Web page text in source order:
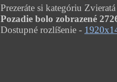
Prezeráte si kategóriu
Pozadie bolo zobrazené
Dostupné rozlíšenie -